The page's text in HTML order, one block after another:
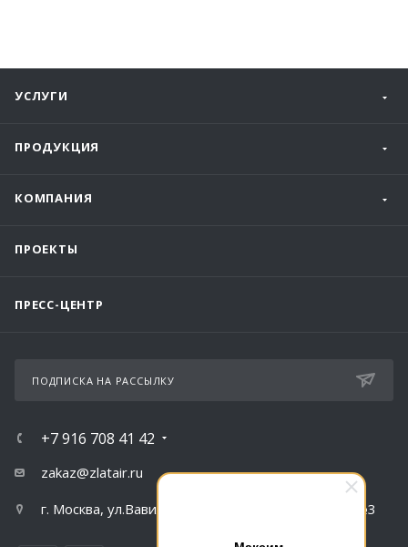
УСЛУГИ
ПРОДУКЦИЯ
КОМПАНИЯ
ПРОЕКТЫ
ПРЕСС-ЦЕНТР
ПОДПИСКА НА РАССЫЛКУ
+7 916 708 41 42
zakaz@zlatair.ru
г. Москва, ул.Вавилова, д.79, корпус 1, подъезд №3